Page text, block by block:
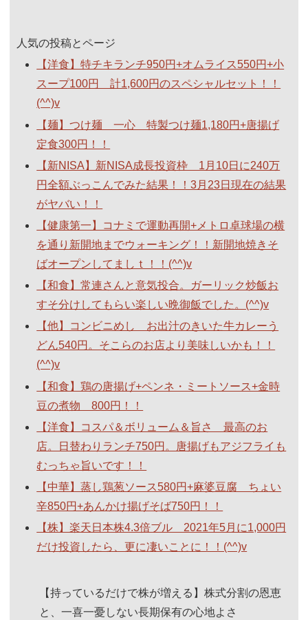
人気の投稿とページ
【洋食】特チキランチ950円+オムライス550円+小
スープ100円 計1,600円のスペシャルセット！！
(^^)v
【麺】つけ麺 一心 特製つけ麺1,180円+唐揚げ
定食300円！！
【新NISA】新NISA成長投資枠 1月10日に240万
円全額ぶっこんでみた結果！！3月23日現在の結果
がヤバい！！
【健康第一】コナミで運動再開+メトロ卓球場の横
を通り新開地までウォーキング！！新開地焼きそ
ばオープンしてましｔ！！(^^)v
【和食】常連さんと意気投合。ガーリック炒飯お
すそ分けしてもらい楽しい晩御飯でした。(^^)v
【他】コンビニめし お出汁のきいた牛カレーう
どん540円。そこらのお店より美味しいかも！！
(^^)v
【和食】鶏の唐揚げ+ペンネ・ミートソース+金時
豆の煮物 800円！！
【洋食】コスパ＆ボリューム＆旨さ 最高のお
店。日替わりランチ750円。唐揚げもアジフライも
むっちゃ旨いです！！
【中華】蒸し鶏葱ソース580円+麻婆豆腐 ちょい
辛850円+あんかけ揚げそば750円！！
【株】楽天日本株4.3倍ブル 2021年5月に1,000円
だけ投資したら、更に凄いことに！！(^^)v
【持っているだけで株が増える】株式分割の恩恵
と、一喜一憂しない長期保有の心地よさ